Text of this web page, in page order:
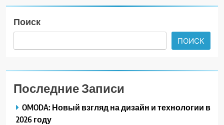
Поиск
ПОИСК
Последние Записи
OMODA: Новый взгляд на дизайн и технологии в
2026 году